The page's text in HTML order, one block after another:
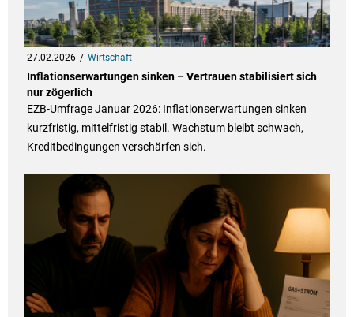
27.02.2026 Wirtschaft
Inflationserwartungen sinken – Vertrauen stabilisiert sich
nur zögerlich
EZB-Umfrage Januar 2026: Inflationserwartungen sinken
kurzfristig, mittelfristig stabil. Wachstum bleibt schwach,
Kreditbedingungen verschärfen sich.